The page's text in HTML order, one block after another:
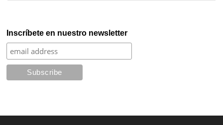
Inscríbete en nuestro newsletter